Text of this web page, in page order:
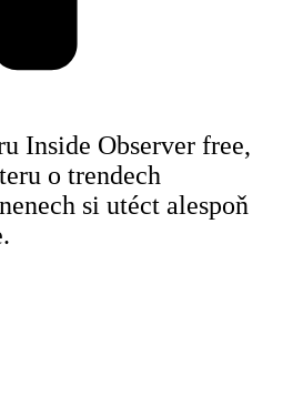
Inside Observer free,
o trendech
si utéct alespoň